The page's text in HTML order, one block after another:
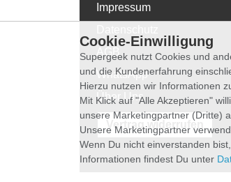
Impressum
WhatsApp
Über Uns
Vertrag widerrufen
Cookie-Einwilligung
Supergeek nutzt Cookies und
und die Kundenerfahrung
Hierzu nutzen wir Informationen
Mit Klick auf "Alle Akzeptieren"
unsere Marketingpartner (Dritte)
Unsere Marketingpartner
Wenn Du nicht einverstanden
Informationen findest Du unter